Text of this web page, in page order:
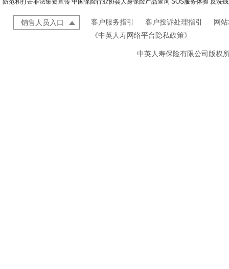
防范和打击非法集资宣传 中国保险行业协会人身保险产品查询 SOS服务体验 反洗
销售人员入口 客户服务指引 客户投诉处理指引
网
《中英人寿网络平台隐私政策》
中英人寿保险有限公司版权